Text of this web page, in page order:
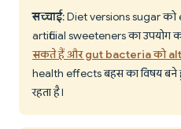
सच्चाई: Diet versions sugar
artificial sweeteners का उपयोग
सकते हैं और gut bacteria को
health effects बहस का विषय बने
रहता है।